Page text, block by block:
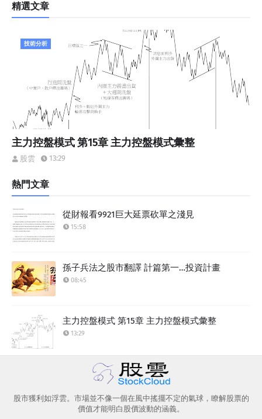
精選文章
技術分析
主力控盤模式 第15章 主力控盤模式彙整
股雲 13:29
熱門文章
從財報看9921巨大延票砍單之淺見
15:58
孫子兵法之股市翻譯 計篇第一…投資計畫
08:45
主力控盤模式 第15章 主力控盤模式彙整
13:29
股市獲利如浮雲。市場並不像一個在風中搖擺不定的氣球，瞭解股票的
價值才能明白股價波動的涵義。